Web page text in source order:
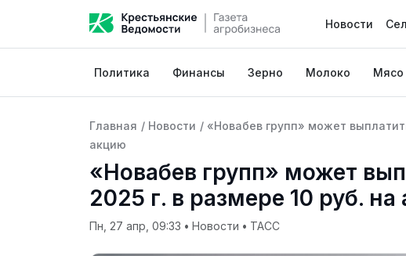
Новости
Политика Финансы Зерно Молоко Мясо
Главная / Новости / «Новабев групп» может
акцию
«Новабев групп» может
2025 г. в размере 10 руб.
Пн, 27 апр, 09:33 • Новости • ТАСС